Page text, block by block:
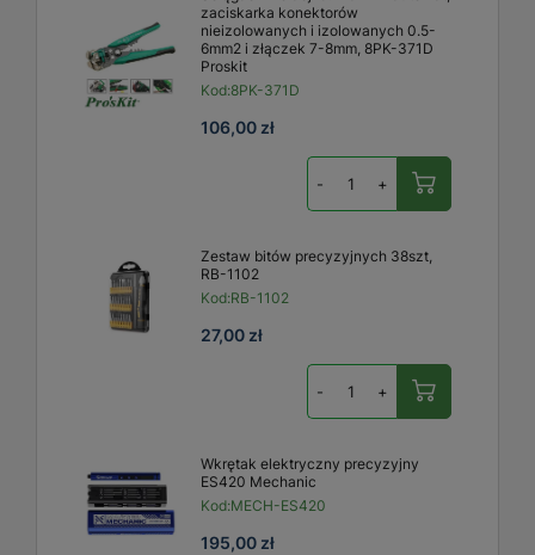
zaciskarka konektorów
nieizolowanych i izolowanych 0.5-
6mm2 i złączek 7-8mm, 8PK-371D
Proskit
Kod:8PK-371D
106,00 zł
- +
Zestaw bitów precyzyjnych 38szt,
RB-1102
Kod:RB-1102
27,00 zł
- +
Wkrętak elektryczny precyzyjny
ES420 Mechanic
Kod:MECH-ES420
195,00 zł